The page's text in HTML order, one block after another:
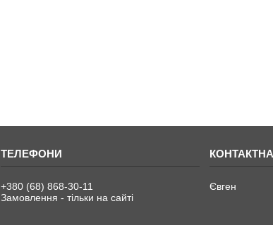
+380 (68) 868-30-11
Замовлення - тільки на сайті
Євген